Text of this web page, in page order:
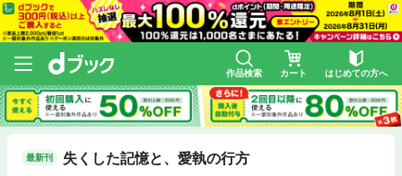
作品検索 カート はじめての方へ
最新刊 失くした記憶と、愛執の行方